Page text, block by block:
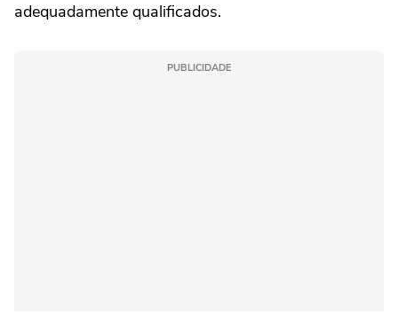
adequadamente qualificados.
PUBLICIDADE